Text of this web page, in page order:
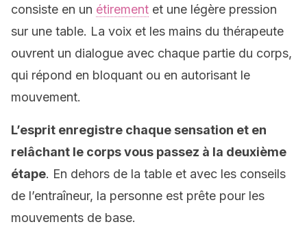
consiste en un étirement et une légère pression
sur une table. La voix et les mains du thérapeute
ouvrent un dialogue avec chaque partie du corps,
qui répond en bloquant ou en autorisant le
mouvement.
L’esprit enregistre chaque sensation et en
relâchant le corps vous passez à la deuxième
étape. En dehors de la table et avec les conseils
de l’entraîneur, la personne est prête pour les
mouvements de base.